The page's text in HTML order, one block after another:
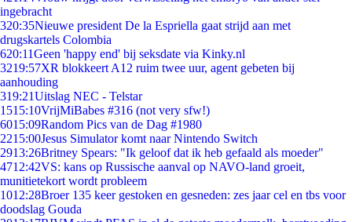
ingebracht
320:35Nieuwe president De la Espriella gaat strijd aan met
drugskartels Colombia
620:11Geen 'happy end' bij seksdate via Kinky.nl
3219:57XR blokkeert A12 ruim twee uur, agent gebeten bij
aanhouding
319:21Uitslag NEC - Telstar
1515:10VrijMiBabes #316 (not very sfw!)
6015:09Random Pics van de Dag #1980
2215:00Jesus Simulator komt naar Nintendo Switch
2913:26Britney Spears: "Ik geloof dat ik heb gefaald als moeder"
4712:42VS: kans op Russische aanval op NAVO-land groeit,
munitietekort wordt probleem
1012:28Broer 135 keer gestoken en gesneden: zes jaar cel en tbs voor
doodslag Gouda